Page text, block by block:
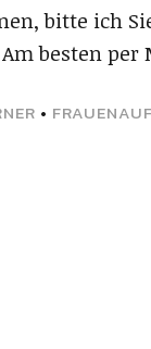
bitte ich
besten per
•